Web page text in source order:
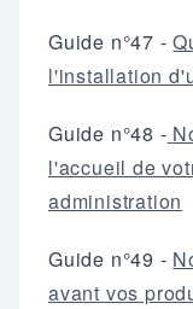
Guide n°47 -
l'installation
Guide n°48 -
l'accueil de
administration
Guide n°49 -
avant vos